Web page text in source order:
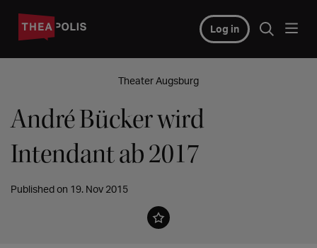
Log in
Theater Augsburg
André Bücker wird
Intendant ab 2017
Published on 19. Nov 2015